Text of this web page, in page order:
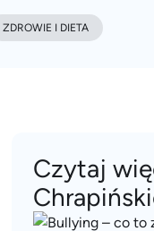
ZDROWIE I DIETA
Czytaj